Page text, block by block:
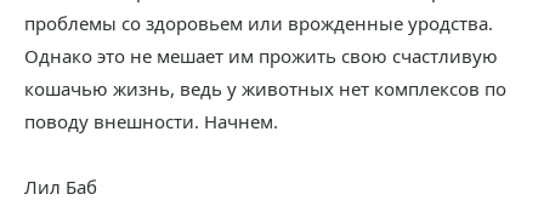
проблемы со здоровьем или врожденные уродства.
Однако это не мешает им прожить свою счастливую
кошачью жизнь, ведь у животных нет комплексов по
поводу внешности. Начнем.
Лил Баб